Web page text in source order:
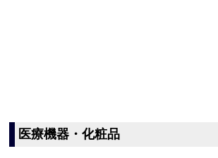
医療機器・化粧品